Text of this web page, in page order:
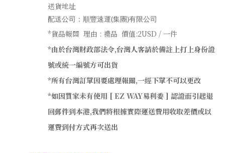
送貨地址
配送公司：順豐速運(集團)有限公司
*貨品報關 理由 : 禮品 價值:2USD / 一件
*由於台灣財政部法令,台灣人客請於備註上打上身份證
號或統一編號方可出貨
*所有台灣訂單因要處理報關,一經下單不可以更改
*如因買家未有使用 [ EZ WAY易利委 ] 認證而引起退
回郵件到本港,我們將根據實際運送費用收取差價或以
運費到付方式再次送出